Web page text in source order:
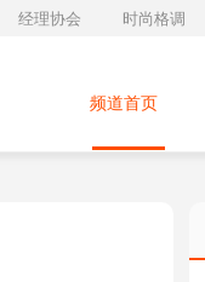
经理协会 时尚格调
频道首页